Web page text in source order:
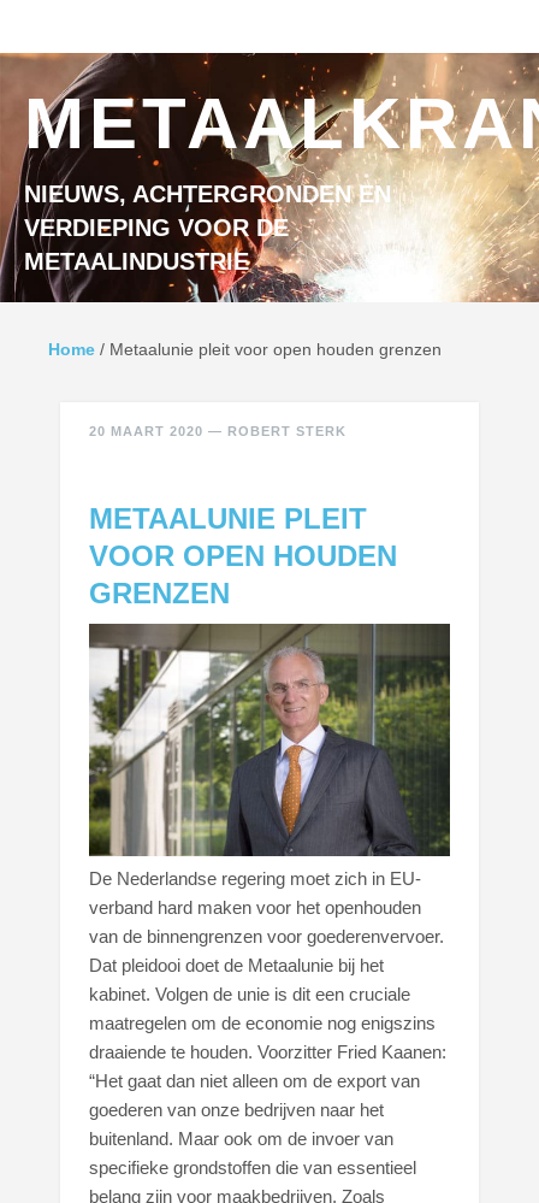
NIEUWS, ACHTERGRONDEN EN
VERDIEPING VOOR DE
METAALINDUSTRIE
Home / Metaalunie pleit voor open houden grenzen
20 MAART 2020 — ROBERT STERK
METAALUNIE PLEIT
VOOR OPEN HOUDEN
GRENZEN
De Nederlandse regering moet zich in EU-
verband hard maken voor het openhouden
van de binnengrenzen voor goederenvervoer.
Dat pleidooi doet de Metaalunie bij het
kabinet. Volgen de unie is dit een cruciale
maatregelen om de economie nog enigszins
draaiende te houden. Voorzitter Fried Kaanen:
“Het gaat dan niet alleen om de export van
goederen van onze bedrijven naar het
buitenland. Maar ook om de invoer van
specifieke grondstoffen die van essentieel
belang zijn voor maakbedrijven. Zoals